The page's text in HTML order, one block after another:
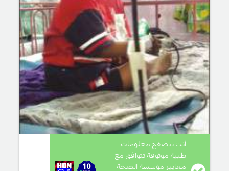
أنت تتصفح معلومات
طبية موثوقة تتوافق مع
معايير مؤسسة الصحة